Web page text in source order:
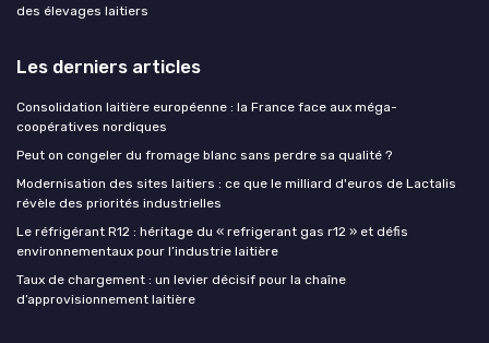
des élevages laitiers
Les derniers articles
Consolidation laitière européenne : la France face aux méga-
coopératives nordiques
Peut on congeler du fromage blanc sans perdre sa qualité ?
Modernisation des sites laitiers : ce que le milliard d'euros de Lactalis
révèle des priorités industrielles
Le réfrigérant R12 : héritage du « refrigerant gas r12 » et défis
environnementaux pour l’industrie laitière
Taux de chargement : un levier décisif pour la chaîne
d’approvisionnement laitière